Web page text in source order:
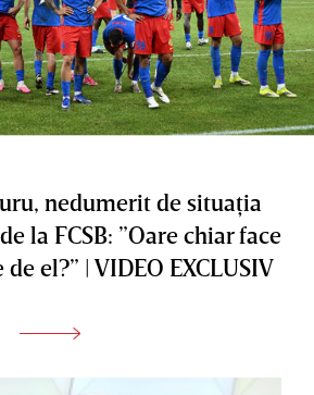
nedumerit de situaţia
la FCSB: ”Oare chiar face
el?” | VIDEO EXCLUSIV